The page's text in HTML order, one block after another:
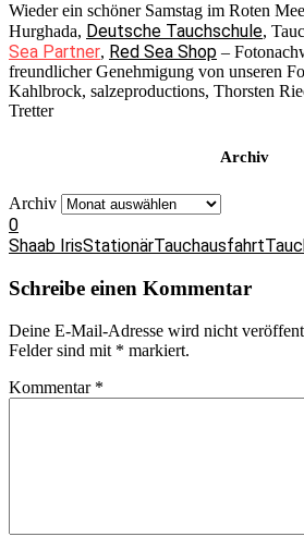
Wieder ein schöner Samstag im Roten
Hurghada, Deutsche Tauchschule,
Sea Partner, Red Sea Shop –
freundlicher Genehmigung von unseren
Kahlbrock, salzeproductions, Thorsten
Tretter
Archiv
Archiv
0
Shaab IrisStationärTauchausfahrt
Schreibe einen Kommentar
Deine E-Mail-Adresse wird nicht
Felder sind mit * markiert.
Kommentar *